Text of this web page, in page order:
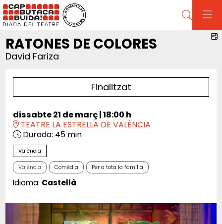
Cerca
RATONES DE COLORES
David Fariza
Finalitzat
dissabte 21 de març|18:00 h
TEATRE LA ESTRELLA DE VALÈNCIA
Durada: 45 min
València
València Comèdia Per a tota la família
Idioma: Castellà